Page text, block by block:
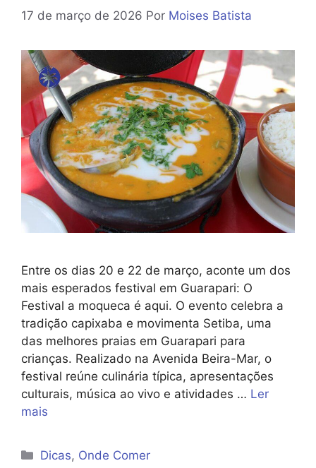
17 de março de 2026 Por Moises Batista
Entre os dias 20 e 22 de março, aconte um dos
mais esperados festival em Guarapari: O
Festival a moqueca é aqui. O evento celebra a
tradição capixaba e movimenta Setiba, uma
das melhores praias em Guarapari para
crianças. Realizado na Avenida Beira-Mar, o
festival reúne culinária típica, apresentações
culturais, música ao vivo e atividades … Ler
mais
Categorias
Dicas, Onde Comer